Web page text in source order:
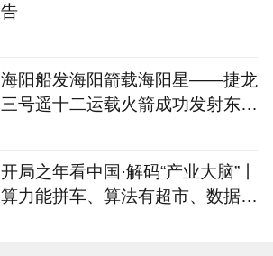
告
海阳船发海阳箭载海阳星——捷龙
三号遥十二运载火箭成功发射东方
开局之年看中国·解码“产业大脑”丨
算力能拼车、算法有超市、数据不